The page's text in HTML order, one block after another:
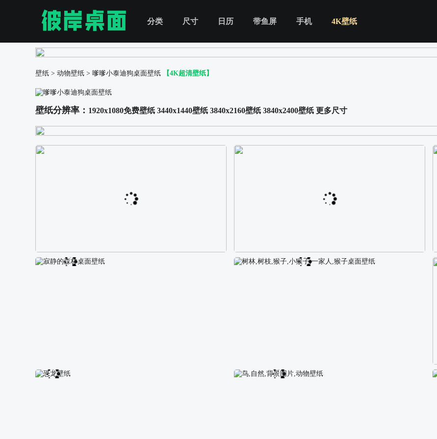
分类 尺寸 日历 带鱼屏 手机 4K壁纸
壁纸 > 动物壁纸 > 嗲嗲小泰迪狗桌面壁纸 【4K超清壁纸】
壁纸分辨率： 1920x1080免费壁纸 3440x1440壁纸 3840x2160壁纸 3840x2400壁纸 更多尺寸
阿尔卑斯山区自然风景壁纸 校园长发可爱美女4K电脑壁纸
寂静的森林桌面壁纸 树林,树枝,猴子,小猴子,一家人,猴子桌面壁纸